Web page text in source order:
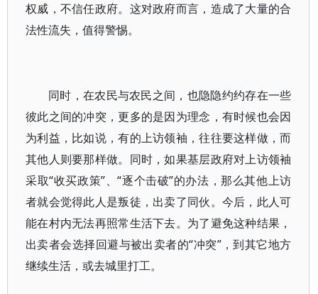
权威，不信任政府。这对政府而言，造成了大量的合
法性流失，值得警惕。
同时，在农民与农民之间，也隐隐约约存在一些
彼此之间的冲突，更多的是因为理念，有时候也会因
为利益，比如说，有的上访领袖，往往要这样做，而
其他人则要那样做。同时，如果基层政府对上访领袖
采取“收买政策”、“逐个击破”的办法，那么其他上访
者就会觉得此人是叛徒，出卖了同伙。今后，此人可
能在村内无法再照常生活下去。为了避免这种结果，
出卖者会选择回避与被出卖者的“冲突”，到其它地方
继续生活，或去城里打工。